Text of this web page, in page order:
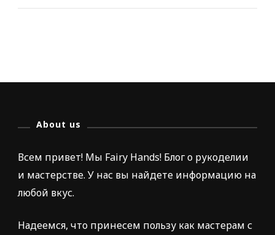
About us
Всем привет! Мы Fairy Hands! Блог о рукоделии
и мастерстве. У нас вы найдете информацию на
любой вкус.
Надеемся, что принесем пользу как мастерам с